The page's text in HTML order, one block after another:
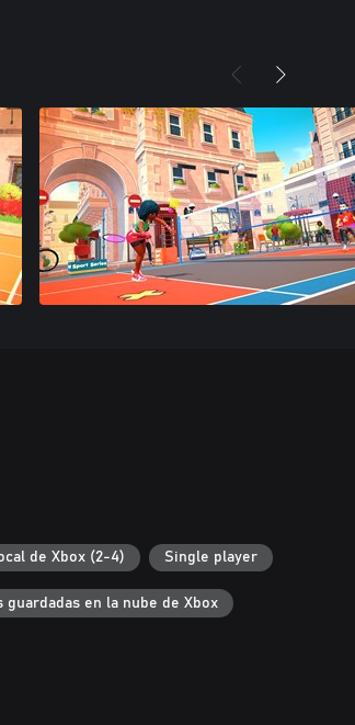
de Xbox (2-4) Single player
guardadas en la nube de Xbox